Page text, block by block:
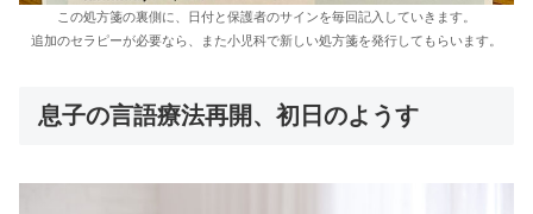
この処方箋の裏側に、日付と保護者のサインを毎回記入していきます。
追加のセラピーが必要なら、また小児科で新しい処方箋を発行してもらいます。
息子の言語療法再開、初日のようす